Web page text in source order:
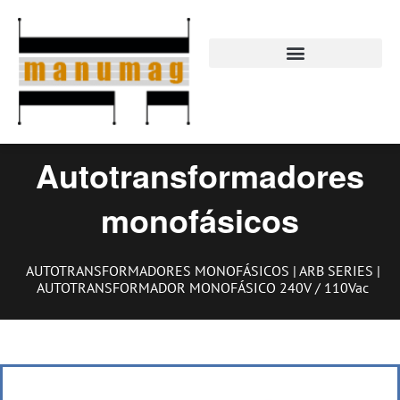
Autotransformadores
monofásicos
AUTOTRANSFORMADORES MONOFÁSICOS | ARB SERIES |
AUTOTRANSFORMADOR MONOFÁSICO 240V / 110Vac